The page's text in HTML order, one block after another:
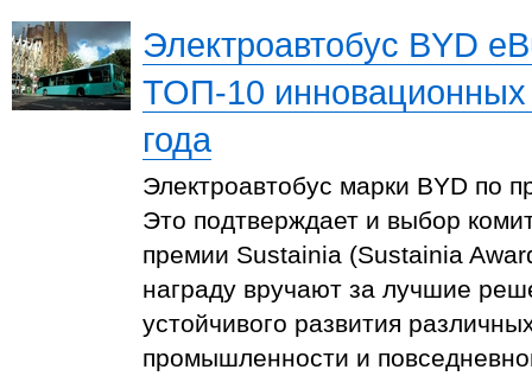
Электроавтобус BYD
ТОП-10
года
Электроавтобус марки BYD по
Это подтверждает и выбор
премии Sustainia (Sustainia
награду вручают за лучшие
устойчивого развития
промышленности и